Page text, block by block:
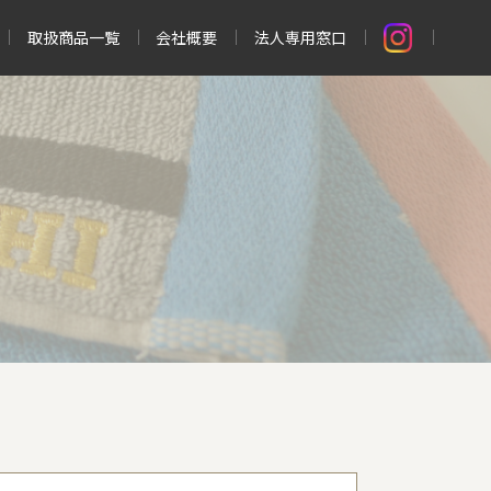
取扱商品一覧 会社概要 法人専用窓口